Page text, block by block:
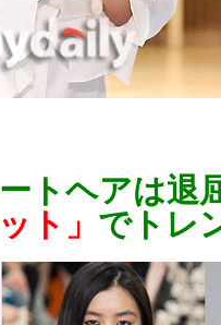
トヘアは退
ト」 でトレ